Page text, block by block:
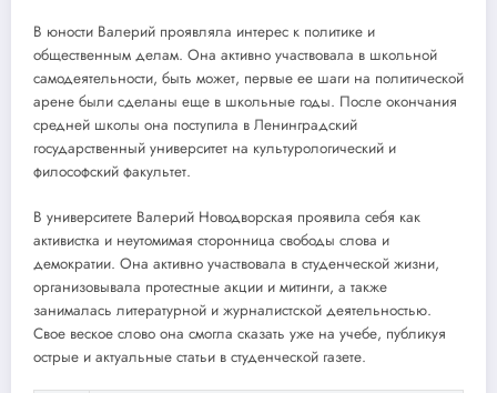
В юности Валерий проявляла интерес к политике и
общественным делам. Она активно участвовала в школьной
самодеятельности, быть может, первые ее шаги на политической
арене были сделаны еще в школьные годы. После окончания
средней школы она поступила в Ленинградский
государственный университет на культурологический и
философский факультет.
В университете Валерий Новодворская проявила себя как
активистка и неутомимая сторонница свободы слова и
демократии. Она активно участвовала в студенческой жизни,
организовывала протестные акции и митинги, а также
занималась литературной и журналистской деятельностью.
Свое веское слово она смогла сказать уже на учебе, публикуя
острые и актуальные статьи в студенческой газете.